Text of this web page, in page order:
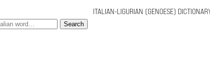
ITALIAN-LIGURIAN (GENOESE)
Search